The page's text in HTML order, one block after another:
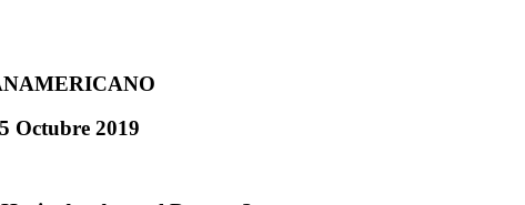
Octubre 2019